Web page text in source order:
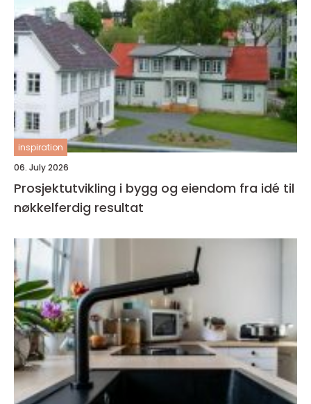
inspiration
06. July 2026
Prosjektutvikling i bygg og eiendom fra idé til
nøkkelferdig resultat